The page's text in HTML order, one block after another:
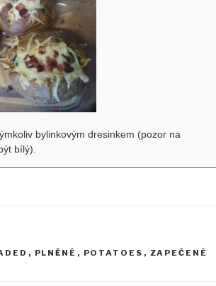
bylinkovým dresinkem (pozor na
bílý).
, PLNĚNÉ , POTATOES , ZAPEČENÉ